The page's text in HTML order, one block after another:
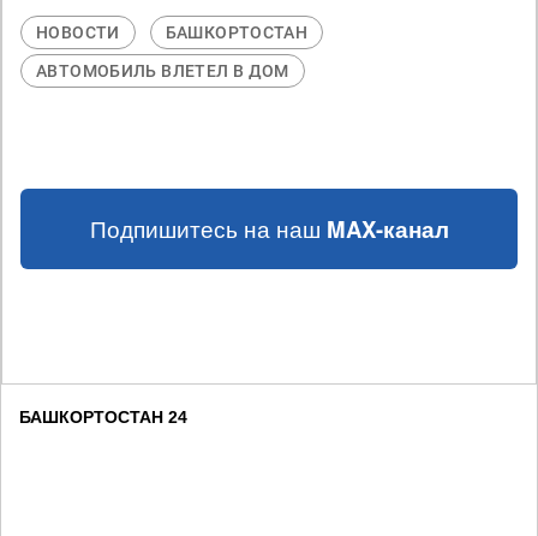
НОВОСТИ
БАШКОРТОСТАН
АВТОМОБИЛЬ ВЛЕТЕЛ В ДОМ
Подпишитесь на наш MAX-канал
БАШКОРТОСТАН 24